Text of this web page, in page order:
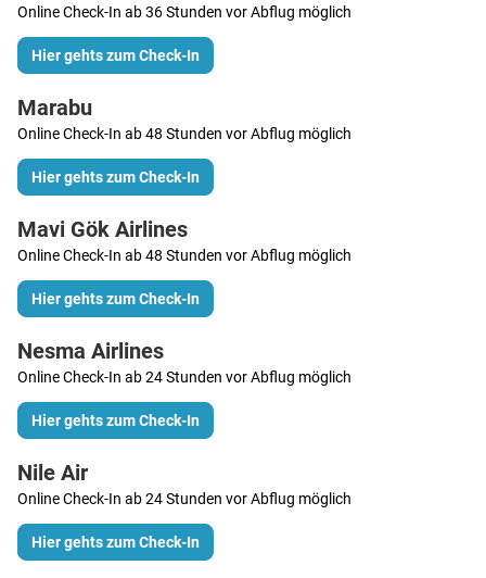
Online Check-In ab 36 Stunden vor Abflug möglich
Hier gehts zum Check-In
Marabu
Online Check-In ab 48 Stunden vor Abflug möglich
Hier gehts zum Check-In
Mavi Gök Airlines
Online Check-In ab 48 Stunden vor Abflug möglich
Hier gehts zum Check-In
Nesma Airlines
Online Check-In ab 24 Stunden vor Abflug möglich
Hier gehts zum Check-In
Nile Air
Online Check-In ab 24 Stunden vor Abflug möglich
Hier gehts zum Check-In